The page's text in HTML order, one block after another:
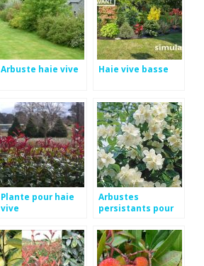
Arbuste haie vive Haie vive basse
Plante pour haie
vive
Arbustes
persistants pour